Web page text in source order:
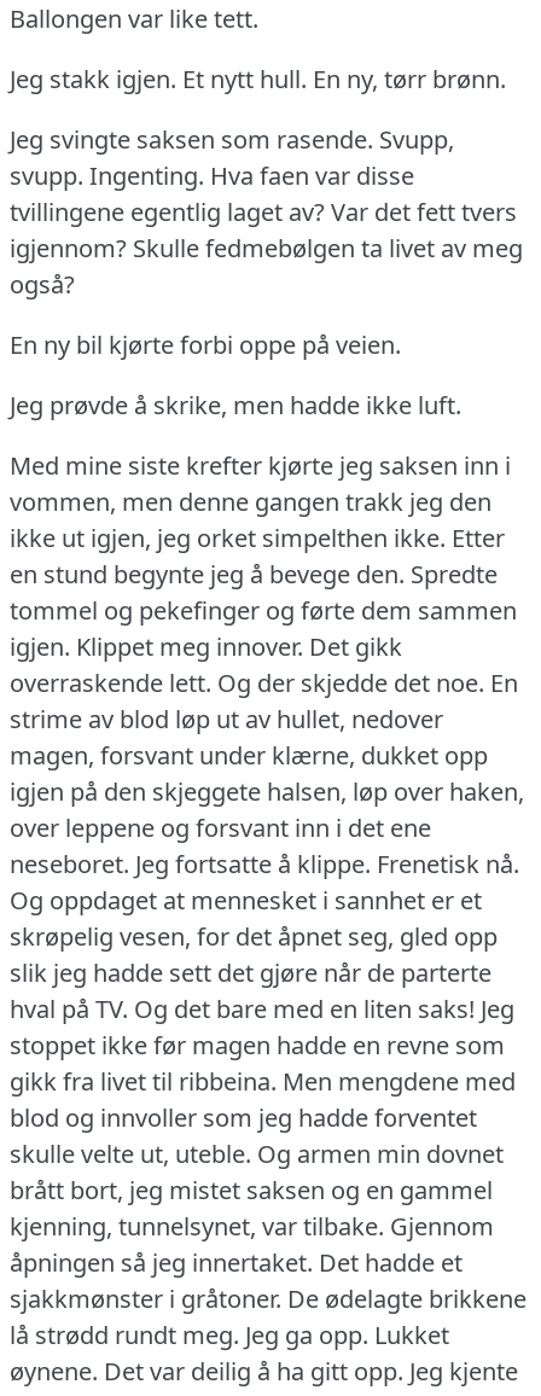
Ballongen var like tett.
Jeg stakk igjen. Et nytt hull. En ny, tørr brønn.
Jeg svingte saksen som rasende. Svupp,
svupp. Ingenting. Hva faen var disse
tvillingene egentlig laget av?Var det fett tvers
igjennom? Skulle fedmebølgen ta livet av meg
også?
En ny bil kjørte forbi oppe på veien.
Jeg prøvde å skrike, men hadde ikke luft.
Med mine siste krefter kjørte jeg saksen inn i
vommen, men denne gangen trakk jeg den
ikke ut igjen, jeg orket simpelthen ikke. Etter
en stund begynte jeg å bevege den. Spredte
tommel og pekefinger og førte dem sammen
igjen. Klippet meg innover. Det gikk
overraskende lett. Og der skjedde det noe. En
strime av blod løp ut av hullet, nedover
magen, forsvant under klærne, dukket opp
igjen på den skjeggete halsen, løp over haken,
over leppene og forsvant inn i det ene
neseboret. Jeg fortsatte å klippe. Frenetisk nå.
Og oppdaget at mennesket i sannhet er et
skrøpelig vesen, for det åpnet seg, gled opp
slik jeg hadde sett det gjøre når de parterte
hval på TV. Og det bare med en liten saks! Jeg
stoppet ikke før magen hadde en revne som
gikk fra livet til ribbeina. Men mengdene med
blod og innvoller som jeg hadde forventet
skulle velte ut, uteble. Og armen min dovnet
brått bort, jeg mistet saksen og en gammel
kjenning, tunnelsynet, var tilbake. Gjennom
åpningen så jeg innertaket. Det hadde et
sjakkmønster i gråtoner. De ødelagte brikkene
lå strødd rundt meg. Jeg ga opp. Lukket
øynene. Det var deilig å ha gitt opp. Jeg kjente